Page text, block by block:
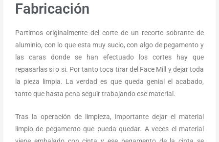
Fabricación
Partimos originalmente del corte de un recorte sobrante de
aluminio, con lo que esta muy sucio, con algo de pegamento y
las caras donde se han efectuado los cortes hay que
repasarlas si o si. Por tanto toca tirar del Face Mill y dejar toda
la pieza limpia. La verdad es que queda genial el acabado,
tanto que hasta pena seguir trabajando ese material.
Tras la operación de limpieza, importante dejar el material
limpio de pegamento que pueda quedar. A veces el material